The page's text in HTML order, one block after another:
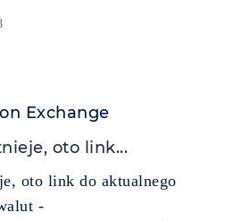
Exchange
oto link...
oto link do aktualnego
-